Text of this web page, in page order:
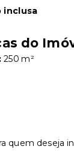
inclusa
do
250 m²
quem deseja